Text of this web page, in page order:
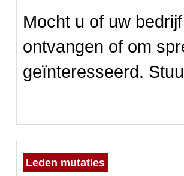
Mocht u of uw
ontvangen of om
geïnteresseerd.
Leden mutaties